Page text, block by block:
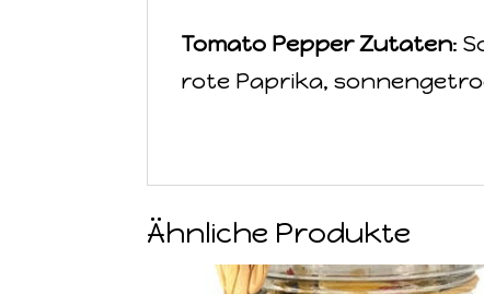
Tomato Pepper Zutaten:
rote Paprika,
Ähnliche Produkte